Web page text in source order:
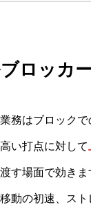
ロッカ
務はブロック
い打点に対して
す場面で効きま
動の初速、ス